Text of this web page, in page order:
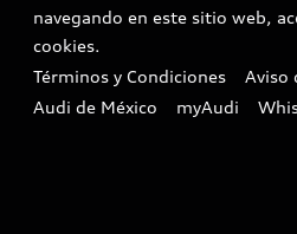
Roadside Assistance
In-Use Verification Program
navegando en este sitio web,
cookies.
Términos y Condiciones
Aviso
Audi de México
myAudi